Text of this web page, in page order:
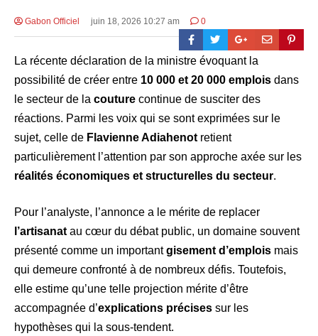
Gabon Officiel juin 18, 2026 10:27 am 0
La récente déclaration de la ministre évoquant la
possibilité de créer entre 10 000 et 20 000 emplois dans
le secteur de la couture continue de susciter des
réactions. Parmi les voix qui se sont exprimées sur le
sujet, celle de Flavienne Adiahenot retient
particulièrement l’attention par son approche axée sur les
réalités économiques et structurelles du secteur.
Pour l’analyste, l’annonce a le mérite de replacer
l’artisanat au cœur du débat public, un domaine souvent
présenté comme un importantgisement d’emplois mais
qui demeure confronté à de nombreux défis. Toutefois,
elle estime qu’une telle projection mérite d’être
accompagnée d’explications précises sur les
hypothèses qui la sous-tendent.